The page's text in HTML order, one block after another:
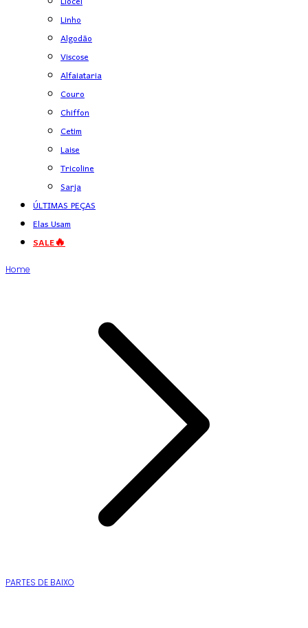
Linho
Algodão
Viscose
Alfaiataria
Couro
Chiffon
Cetim
Laise
Tricoline
Sarja
ÚLTIMAS PEÇAS
Elas Usam
SALE🔥
Home
PARTES DE BAIXO